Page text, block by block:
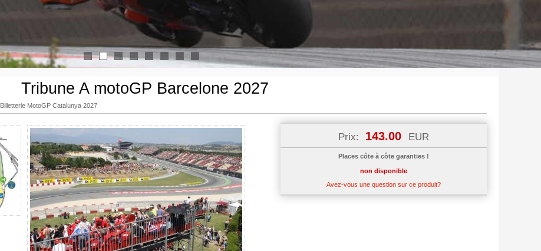
1 3 4
Tribune A motoGP Barcelone 2027
Billetterie MotoGP Catalunya 2027
Prix: 143.00 EUR
Places côte à côte garanties !
non disponible
Avez-vous une question sur ce produit?